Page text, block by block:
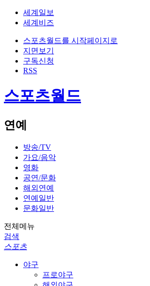
세계일보
세계비즈
스포츠월드를 시작페이지로
지면보기
구독신청
RSS
스포츠월드
연예
방송/TV
가요/음악
영화
공연/문화
해외연예
연예일반
문화일반
전체메뉴
검색
스포츠
야구
프로야구